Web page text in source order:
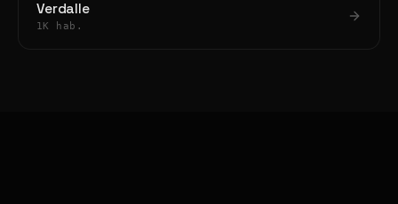
Verdalle
1K hab.